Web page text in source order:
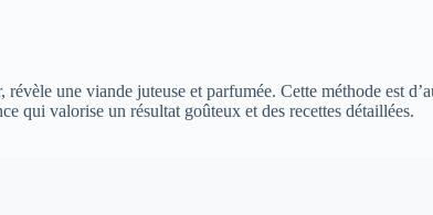
une viande juteuse et parfumée. Cette méthode est
qui valorise un résultat goûteux et des recettes détaillées.